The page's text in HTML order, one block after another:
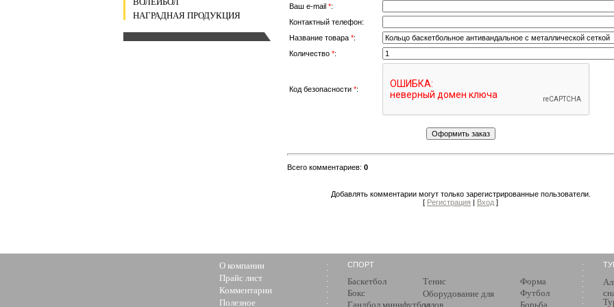
НАГРАДНАЯ ПРОДУКЦИЯ
Ваш e-mail *:
Контактный телефон:
Название товара *:
Количество *:
Код безопасности *:
Всего комментариев: 0
Добавлять комментарии могут только зарегистрированные пользователи.
[ Регистрация Вход ]
О компании
Прайс лист
Комментарии
Полезное
СПОРТ
Баскетбол
Бокс
Гандбол,минифутбол
Тенис
Оборудование для
залов
Форма
Футбол
Борьба